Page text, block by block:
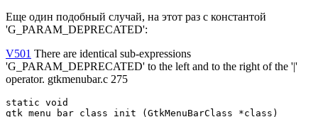
Еще один подобный случай, на этот раз с константой
'G_PARAM_DEPRECATED':
V501 There are identical sub-expressions
'G_PARAM_DEPRECATED' to the left and to the right of the '|'
operator. gtkmenubar.c 275
static void
gtk_menu_bar_class_init (GtkMenuBarClass *class)